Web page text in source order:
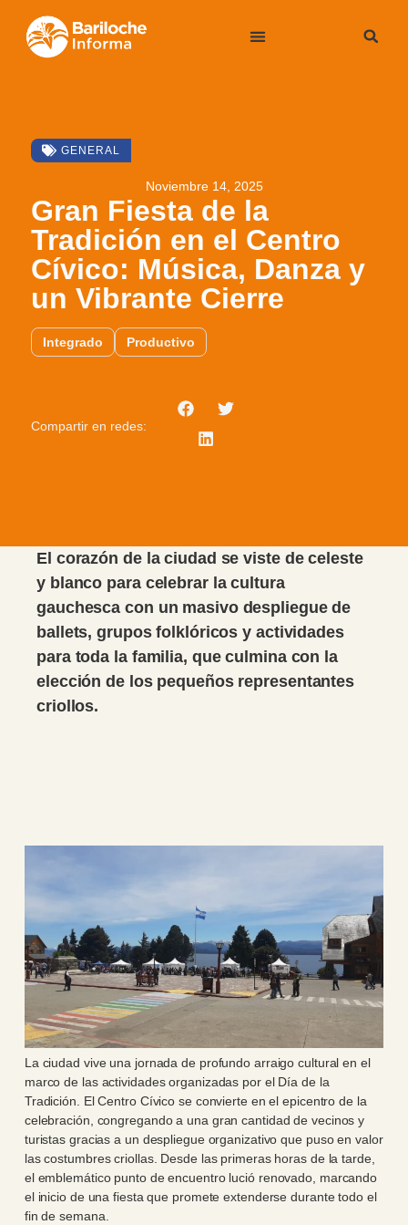
GENERAL
Noviembre 14, 2025
Gran Fiesta de la
Tradición en el Centro
Cívico: Música, Danza y
un Vibrante Cierre
Integrado Productivo
Compartir en redes:
El corazón de la ciudad se viste de celeste
y blanco para celebrar la cultura
gauchesca con un masivo despliegue de
ballets, grupos folklóricos y actividades
para toda la familia, que culmina con la
elección de los pequeños representantes
criollos.
La ciudad vive una jornada de profundo arraigo cultural en el
marco de las actividades organizadas por el Día de la
Tradición. El Centro Cívico se convierte en el epicentro de la
celebración, congregando a una gran cantidad de vecinos y
turistas gracias a un despliegue organizativo que puso en valor
las costumbres criollas. Desde las primeras horas de la tarde,
el emblemático punto de encuentro lució renovado, marcando
el inicio de una fiesta que promete extenderse durante todo el
fin de semana.